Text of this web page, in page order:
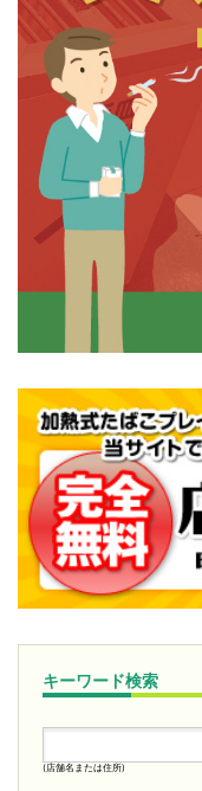
キーワード検索
(店舗名または住所)